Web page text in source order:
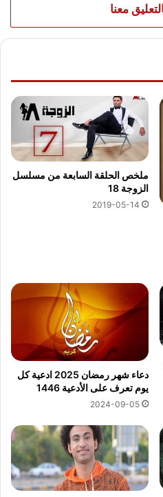
معنا
ملخص الحلقة السابعة من مسلسل
الزوجة 18
2019-05-14
دعاء شهر رمضان 2025 ادعية كل
يوم تعرف على الأدعية 1446
2024-09-05